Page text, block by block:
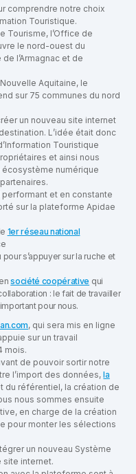
comprendre notre choix
Touristique.
Tourisme, l’Office de
le nord-ouest du
l’Armagnac et de
Aquitaine, le
sur 75 communes du nord
un nouveau site internet
L’idée était donc
Touristique
et ainsi nous
numérique
performant et en constante
sur la plateforme Apidae
1er réseau national
s’appuyer sur la ruche et
société coopérative qui
: le fait de travailler
pour nous.
, qui sera mis en ligne
sur un travail
mois.
de pouvoir sortir notre
l’import des données,la
du référentiel, la création de
nous sommes ensuite
en charge de la création
pour monter les sélections
un nouveau Système
site internet.